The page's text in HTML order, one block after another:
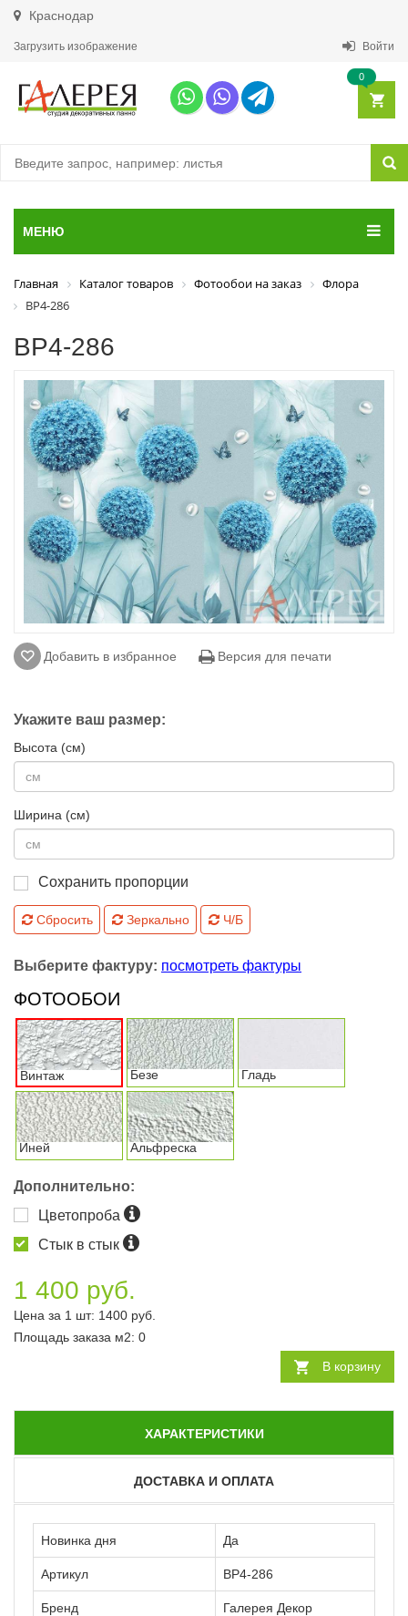
Краснодар
Загрузить изображение Войти
0
МЕНЮ
Главная Каталог товаров Фотообои на заказ
Флора
ВР4-286
ВР4-286
Добавить в избранное Версия для печати
Укажите ваш размер:
Высота (см)
Ширина (см)
Сохранить пропорции
Сбросить Зеркально Ч/Б
Выберите фактуру: посмотреть фактуры
ФОТООБОИ
Винтаж Безе Гладь
Иней Альфреска
Дополнительно:
Цветопроба
Стык в стык
1 400 руб.
Цена за 1 шт: 1400 руб.
Площадь заказа м2: 0
В корзину
ХАРАКТЕРИСТИКИ
ДОСТАВКА И ОПЛАТА
Новинка дня Да
Артикул ВР4-286
Бренд Галерея Декор